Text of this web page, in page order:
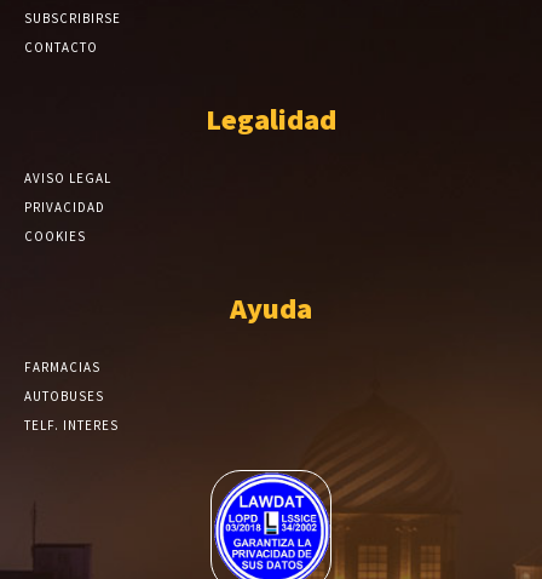
SUBSCRIBIRSE
CONTACTO
Legalidad
AVISO LEGAL
PRIVACIDAD
COOKIES
Ayuda
FARMACIAS
AUTOBUSES
TELF. INTERES